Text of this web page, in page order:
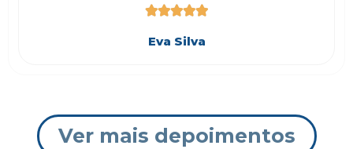

Eva Silva
Ver mais depoimentos